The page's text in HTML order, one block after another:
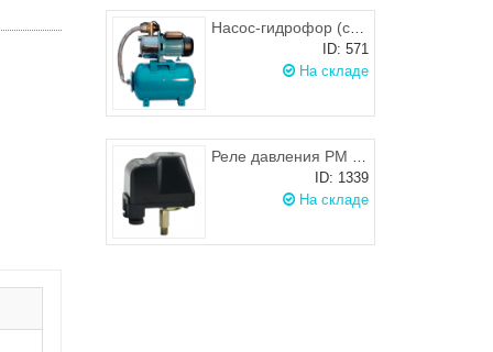
Насос-гидрофор (станция водоснабжения) Omnigena JY-1000/24 с баком 24л
ID: 571
На складе
Реле давления РМ 5 (п) 1/4" (HР) UNIPUMP
ID: 1339
На складе